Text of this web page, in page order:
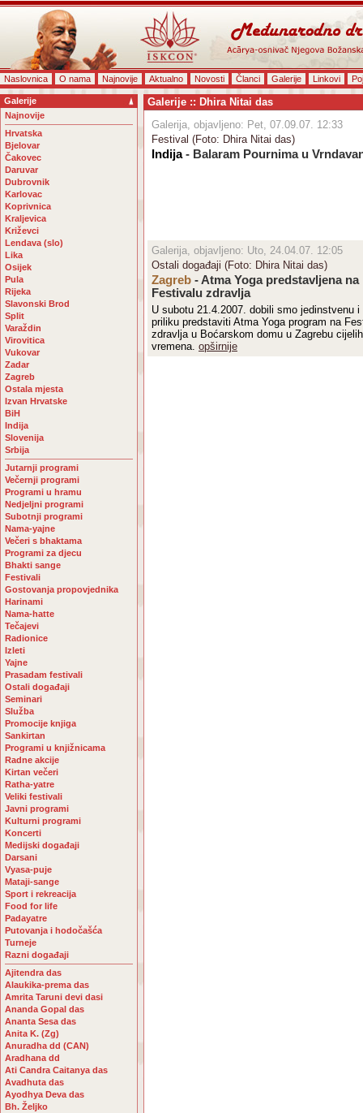
Naslovnica O nama Najnovije Aktualno Novosti Članci Galerije Linkovi
Galerije
Najnovije
Hrvatska
Bjelovar
Čakovec
Daruvar
Dubrovnik
Karlovac
Koprivnica
Kraljevica
Križevci
Lendava (slo)
Lika
Osijek
Pula
Rijeka
Slavonski Brod
Split
Varaždin
Virovitica
Vukovar
Zadar
Zagreb
Ostala mjesta
Izvan Hrvatske
BiH
Indija
Slovenija
Srbija
Jutarnji programi
Večernji programi
Programi u hramu
Nedjeljni programi
Subotnji programi
Nama-yajne
Večeri s bhaktama
Programi za djecu
Bhakti sange
Festivali
Gostovanja propovjednika
Harinami
Nama-hatte
Tečajevi
Radionice
Izleti
Yajne
Prasadam festivali
Ostali događaji
Seminari
Služba
Promocije knjiga
Sankirtan
Programi u knjižnicama
Radne akcije
Kirtan večeri
Ratha-yatre
Veliki festivali
Javni programi
Kulturni programi
Koncerti
Medijski događaji
Darsani
Vyasa-puje
Mataji-sange
Sport i rekreacija
Food for life
Padayatre
Putovanja i hodočašća
Turneje
Razni događaji
Ajitendra das
Alaukika-prema das
Amrita Taruni devi dasi
Ananda Gopal das
Ananta Sesa das
Anita K. (Zg)
Anuradha dd (CAN)
Aradhana dd
Ati Candra Caitanya das
Avadhuta das
Ayodhya Deva das
Bh. Željko
Galerije :: Dhira Nitai das
Galerija, objavljeno: Pet, 07.09.07. 12:33
Festival (Foto: Dhira Nitai das)
Indija- Balaram Pournima u
Galerija, objavljeno: Uto, 24.04.07. 12:05
Ostali događaji (Foto: Dhira Nitai das)
Zagreb - Atma Yoga predstavljena na
Festivalu zdravlja
U subotu 21.4.2007. dobili smo jedinstvenu i
priliku predstaviti Atma Yoga program na
zdravlja u Boćarskom domu u Zagrebu
vremena. opširnije